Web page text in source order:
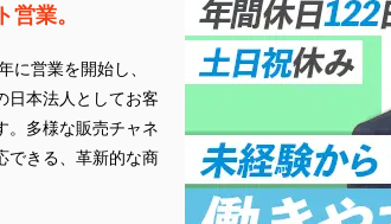
業。
に営業を開始し、
日本法人としてお客
。多様な販売チャネ
できる、革新的な商